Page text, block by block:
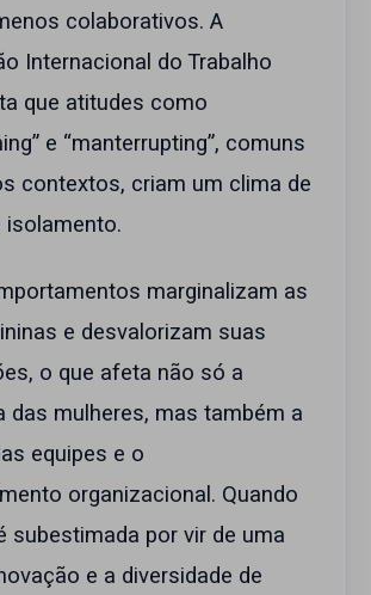
colaborativos. A
Internacional do Trabalho
que atitudes como
e “manterrupting”, comuns
contextos, criam um clima de
marginalizam as
e desvalorizam suas
o que afeta não só a
das mulheres, mas também a
equipes e o
organizacional. Quando
subestimada por vir de uma
e a diversidade de